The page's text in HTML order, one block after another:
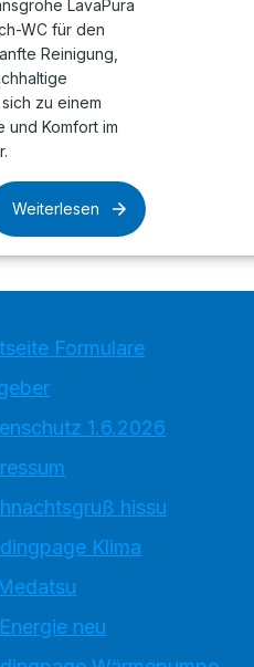
LavaPura
WC für den
Reinigung,
zu einem
und Komfort im
Weiterlesen
Formulare
1.6.2026
hissu
Klima
neu